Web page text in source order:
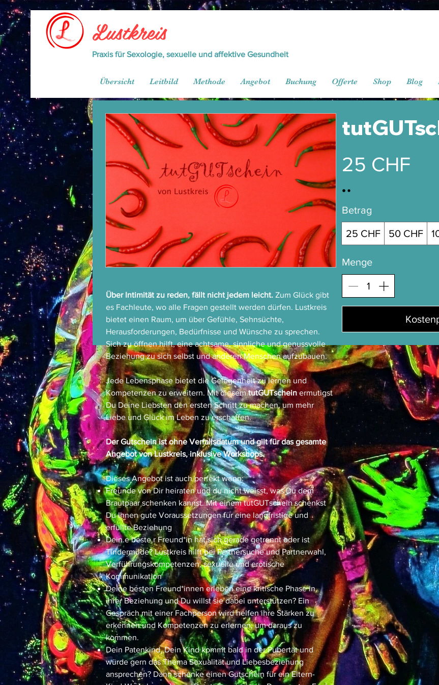
Lustkreis
Praxis für Sexologie, sexuelle und affektive Gesundheit
Übersicht Leitbild Methode Angebot Buchung Offerte Shop Blog
25 CHF
Betrag
25 CHF 50 CHF
Menge
Über Intimität zu reden, fällt nicht jedem leicht. Zum Glück gibt
es Fachleute, wo alle Fragen gestellt werden dürfen. Lustkreis
bietet einen Raum, um über Gefühle, Sehnsüchte,
Herausforderungen, Bedürfnisse und Wünsche zu sprechen.
Sich zu öffnen hilft, eine achtsame, sinnliche und genussvolle
Beziehung zu sich selbst und anderen Menschen aufzubauen.
Jede Lebensphase bietet die Gelegenheit zu lernen und
Kompetenzen zu erweitern. Mit diesemtutGUTscheinermutigst
Du Deine Liebsten den ersten Schritt zu machen, um mehr
Liebe und Glück im Leben zu erschaffen.
Der Gutschein ist ohne Verfallsdatum und gilt für das gesamte
Angebot von Lustkreis, inklusive Workshops.
Dieses Angebot ist auch perfekt wenn:
Freunde von Dir heiraten und du nicht weisst, was Du dem
Brautpaar schenken kannst. Mit einem tutGUTschein schenkst
Du Ihnen gute Voraussetzungen für eine langfristige und
erfüllte Beziehung
Dein.e beste.r Freund*in hat sich gerade getrennt oder ist
Tindermüde? Lustkreis hilft bei Partnersuche und Partnerwahl,
Verführungskompetenzen, sexuelle und erotische
Kommunikation
Deine besten Freund*innen erleben eine kritische Phase in
ihrer Beziehung und Du willst sie dabei unterstützen? Ein
Gespräch mit einer Fachperson wird helfen ihre Stärken zu
erkennen und Kompetenzen zu erlernen, um daraus zu
kommen.
Dein Patenkind, Dein Kind kommt bald in der Pubertät und
würde gern das Thema Sexualität und Liebesbeziehung
ansprechen? Dann schenke einen Gutschein für ein Eltern-